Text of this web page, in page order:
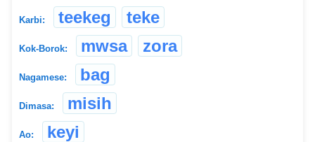
Karbi: teekeg teke
Kok-Borok: mwsa zora
Nagamese: bag
Dimasa: misih
Ao: keyi